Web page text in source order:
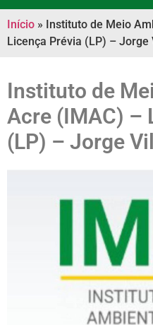
Início » Instituto de Meio
Licença Prévia (LP) – Jorge
Instituto de
Acre (IMAC) –
(LP) – Jorge